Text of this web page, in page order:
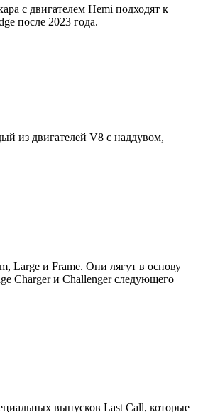
с двигателем Hemi подходят к
после 2023 года.
из двигателей V8 с наддувом,
Large и Frame. Они лягут в основу
Charger и Challenger следующего
выпусков Last Call, которые